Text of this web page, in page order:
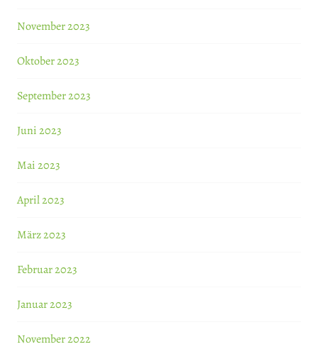
November 2023
Oktober 2023
September 2023
Juni 2023
Mai 2023
April 2023
März 2023
Februar 2023
Januar 2023
November 2022